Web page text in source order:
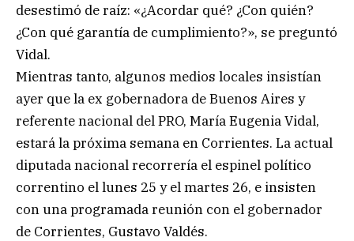
desestimó de raíz: «¿Acordar qué? ¿Con quién?
¿Con qué garantía de cumplimiento?», se preguntó
Vidal.
Mientras tanto, algunos medios locales insistían
ayer que la ex gobernadora de Buenos Aires y
referente nacional del PRO, María Eugenia Vidal,
estará la próxima semana en Corrientes. La actual
diputada nacional recorrería el espinel político
correntino el lunes 25 y el martes 26, e insisten
con una programada reunión con el gobernador
de Corrientes, Gustavo Valdés.